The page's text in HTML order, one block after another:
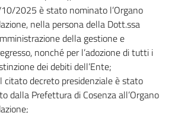
2025 è stato nominato l’Organo
nella persona della Dott.ssa
della gestione e
nonché per l’adozione di tutti i
dei debiti dell’Ente;
decreto presidenziale è stato
dalla Prefettura di Cosenza all’Organo